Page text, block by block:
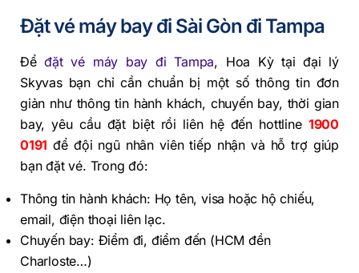
Đặt vé máy bay đi Sài Gòn đi Tampa
Đểđặt vé máy bay đi Tampa, Hoa Kỳ tại đại lý
Skyvas bạn chỉ cần chuẩn bị một số thông tin đơn
giản như thông tin hành khách, chuyến bay, thời gian
bay, yêu cầu đặt biệt rồi liên hệ đến hottline 1900
0191 để đội ngũ nhân viên tiếp nhận và hỗ trợ giúp
bạn đặt vé. Trong đó:
Thông tin hành khách: Họ tên, visa hoặc hộ chiếu,
email, điện thoại liên lạc.
Chuyến bay: Điểm đi, điểm đến (HCM đền
Charloste…)